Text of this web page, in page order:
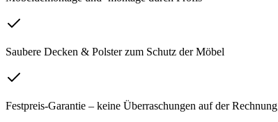
Saubere Decken & Polster zum Schutz der Möbel
Festpreis-Garantie – keine Überraschungen auf der Rechnung